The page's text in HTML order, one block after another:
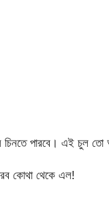
চিনতে পারবে। এই চুল
কোথা থেকে এল!